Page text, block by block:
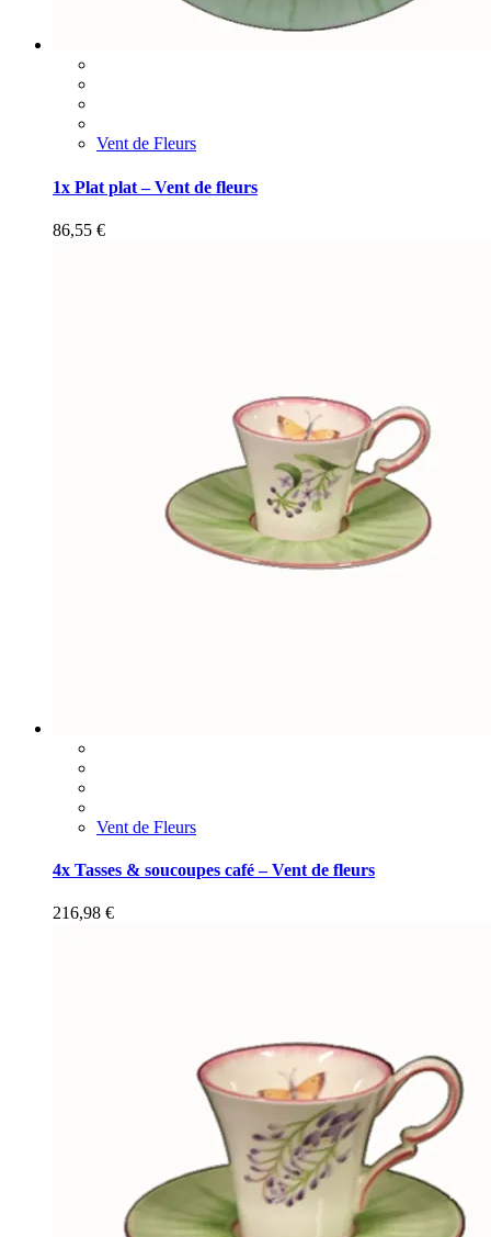
Vent de Fleurs
1x Plat plat – Vent de fleurs
86,55 €
Vent de Fleurs
4x Tasses & soucoupes café – Vent de fleurs
216,98 €